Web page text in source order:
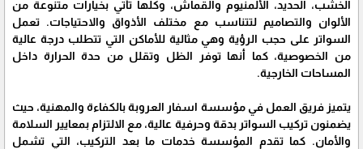
الخشب، الحديد، الألمنيوم والقماش، وكلها تأتي بخيارات متنوعة من
الألوان والتصاميم لتتناسب مع مختلف الأذواق والاحتياجات. تعمل
السواتر على حجب الرؤية وهي مثالية للأماكن التي تتطلب درجة عالية
من الخصوصية، كما أنها توفر الظل وتقلل من حدة الحرارة داخل
المساحات الخارجية.
يتميز فريق العمل في مؤسسة اسفار العروبة بالكفاءة والمهنية، حيث
يضمنون تركيب السواتر بدقة وحرفية عالية، مع الالتزام بمعايير السلامة
والأمان. كما تقدم المؤسسة خدمات ما بعد التركيب، التي تشمل